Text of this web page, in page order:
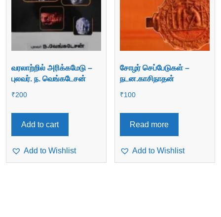
வரலாற்றில் அரிக்கமேடு –
புலவர். ந. வெங்கடேசன்
₹200
Add to cart
Add to Wishlist
சோழர் செப்பேடுகள் –
நடன.காசிநாதன்
₹100
Read more
Add to Wishlist